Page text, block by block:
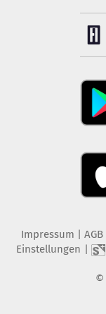
Impressum AGB
Einstellungen
©